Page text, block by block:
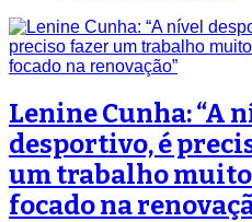
Lenine Cunha: “A
desportivo, é
um trabalho
focado na